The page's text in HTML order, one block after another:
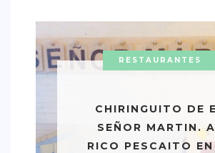
RESTAURANTES
CHIRINGUITO DE
SEÑOR MARTIN.
RICO PESCAITO EN